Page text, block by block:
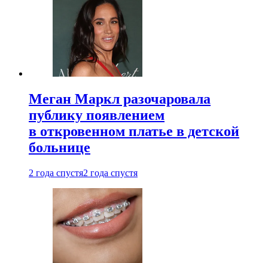
Меган Маркл разочаровала
публику появлением
в откровенном платье в детской
больнице
2 года спустя2 года спустя